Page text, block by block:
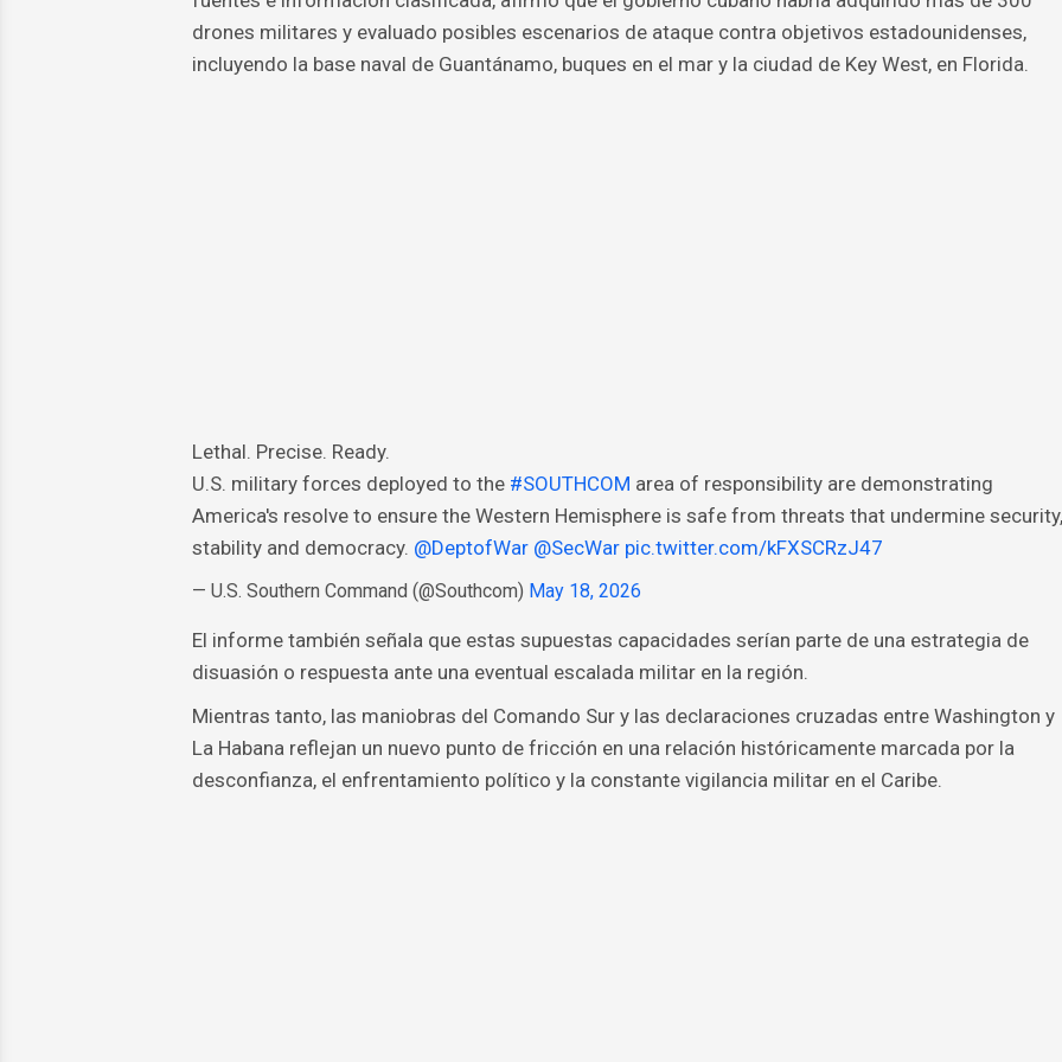
drones militares y evaluado posibles escenarios de ataque contra objetivos estadounidenses,
incluyendo la base naval de Guantánamo, buques en el mar y la ciudad de Key West, en Florida.
Lethal. Precise. Ready.
U.S. military forces deployed to the #SOUTHCOM area of responsibility are demonstrating
America's resolve to ensure the Western Hemisphere is safe from threats that undermine security,
stability and democracy. @DeptofWar @SecWar pic.twitter.com/kFXSCRzJ47
— U.S. Southern Command (@Southcom) May 18, 2026
El informe también señala que estas supuestas capacidades serían parte de una estrategia de
disuasión o respuesta ante una eventual escalada militar en la región.
Mientras tanto, las maniobras del Comando Sur y las declaraciones cruzadas entre Washington y
La Habana reflejan un nuevo punto de fricción en una relación históricamente marcada por la
desconfianza, el enfrentamiento político y la constante vigilancia militar en el Caribe.